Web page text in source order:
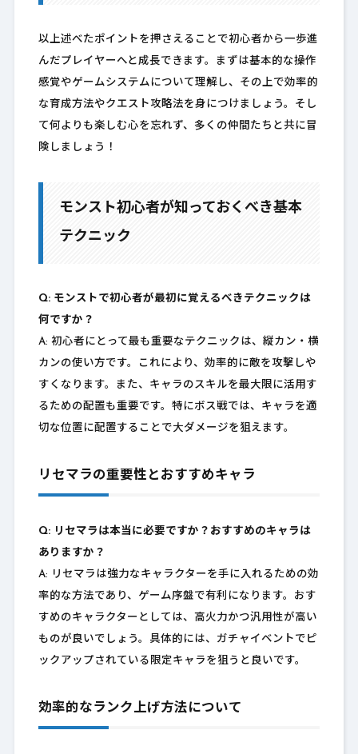
以上述べたポイントを押さえることで初心者から一歩進
んだプレイヤーへと成長できます。まずは基本的な操作
感覚やゲームシステムについて理解し、その上で効率的
な育成方法やクエスト攻略法を身につけましょう。そし
て何よりも楽しむ心を忘れず、多くの仲間たちと共に冒
険しましょう！
モンスト初心者が知っておくべき基本
テクニック
Q: モンストで初心者が最初に覚えるべきテクニックは
何ですか？
A: 初心者にとって最も重要なテクニックは、縦カン・横
カンの使い方です。これにより、効率的に敵を攻撃しや
すくなります。また、キャラのスキルを最大限に活用す
るための配置も重要です。特にボス戦では、キャラを適
切な位置に配置することで大ダメージを狙えます。
リセマラの重要性とおすすめキャラ
Q: リセマラは本当に必要ですか？おすすめのキャラは
ありますか？
A: リセマラは強力なキャラクターを手に入れるための効
率的な方法であり、ゲーム序盤で有利になります。おす
すめのキャラクターとしては、高火力かつ汎用性が高い
ものが良いでしょう。具体的には、ガチャイベントでピ
ックアップされている限定キャラを狙うと良いです。
効率的なランク上げ方法について